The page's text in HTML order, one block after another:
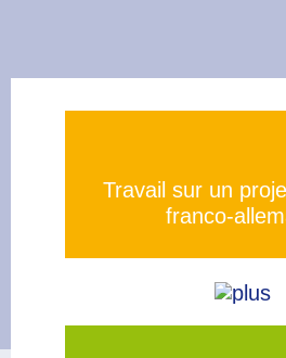
Travail sur un
franco-­